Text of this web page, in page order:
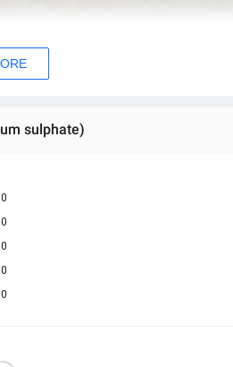
sulphate)
0
0
0
0
0